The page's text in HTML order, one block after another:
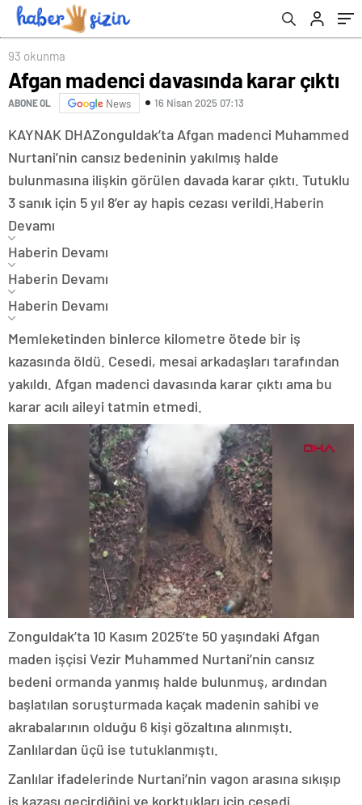
93 okunma
Afgan madenci davasında karar çıktı
ABONE OL News 16 Nisan 2025 07:13
KAYNAK DHAZonguldak’ta Afgan madenci Muhammed
Nurtani’nin cansız bedeninin yakılmış halde
bulunmasına ilişkin görülen davada karar çıktı. Tutuklu
3 sanık için 5 yıl 8’er ay hapis cezası verildi. Haberin
Devamı
Haberin Devamı
Haberin Devamı
Haberin Devamı
Memleketinden binlerce kilometre ötede bir iş
kazasında öldü. Cesedi, mesai arkadaşları tarafından
yakıldı. Afgan madenci davasında karar çıktı ama bu
karar acılı aileyi tatmin etmedi.
Zonguldak’ta 10 Kasım 2025’te 50 yaşındaki Afgan
maden işçisi Vezir Muhammed Nurtani’nin cansız
bedeni ormanda yanmış halde bulunmuş, ardından
başlatılan soruşturmada kaçak madenin sahibi ve
akrabalarının olduğu 6 kişi gözaltına alınmıştı.
Zanlılardan üçü ise tutuklanmıştı.
Zanlılar ifadelerinde Nurtani’nin vagon arasına sıkışıp
iş kazası geçirdiğini ve korktukları için cesedi